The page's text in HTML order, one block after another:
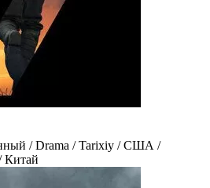
/ Drama / Tarixiy / США /
Китай